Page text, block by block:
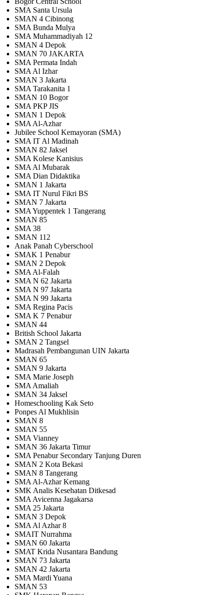
SMA Santa Ursula
SMAN 4 Cibinong
SMA Bunda Mulya
SMA Muhammadiyah 12
SMAN 4 Depok
SMAN 70 JAKARTA
SMA Permata Indah
SMA Al Izhar
SMAN 3 Jakarta
SMA Tarakanita 1
SMAN 10 Bogor
SMA PKP JIS
SMAN 1 Depok
SMA Al-Azhar
Jubilee School Kemayoran (SMA)
SMA IT Al Madinah
SMAN 82 Jaksel
SMA Kolese Kanisius
SMA Al Mubarak
SMA Dian Didaktika
SMAN 1 Jakarta
SMA IT Nurul Fikri BS
SMAN 7 Jakarta
SMA Yuppentek 1 Tangerang
SMAN 85
SMA 38
SMAN 112
Anak Panah Cyberschool
SMAK 1 Penabur
SMAN 2 Depok
SMA Al-Falah
SMA N 62 Jakarta
SMA N 97 Jakarta
SMA N 99 Jakarta
SMA Regina Pacis
SMA K 7 Penabur
SMAN 44
British School Jakarta
SMAN 2 Tangsel
Madrasah Pembangunan UIN Jakarta
SMAN 65
SMAN 9 Jakarta
SMA Marie Joseph
SMA Amaliah
SMAN 34 Jaksel
Homeschooling Kak Seto
Ponpes Al Mukhlisin
SMAN 8
SMAN 55
SMA Vianney
SMAN 36 Jakarta Timur
SMA Penabur Secondary Tanjung Duren
SMAN 2 Kota Bekasi
SMAN 8 Tangerang
SMA Al-Azhar Kemang
SMK Analis Kesehatan Ditkesad
SMA Avicenna Jagakarsa
SMA 25 Jakarta
SMAN 3 Depok
SMA Al Azhar 8
SMAIT Nurrahma
SMAN 60 Jakarta
SMAT Krida Nusantara Bandung
SMAN 73 Jakarta
SMAN 42 Jakarta
SMA Mardi Yuana
SMAN 53